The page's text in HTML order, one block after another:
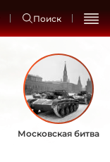
Поиск
Московская битва